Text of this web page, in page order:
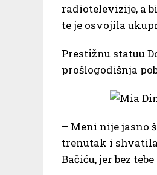
radiotelevizije, a
te je osvojila
Prestižnu statuu
prošlogodišnja
– Meni nije jasno
trenutak i shvatila
Bačiću, jer bez